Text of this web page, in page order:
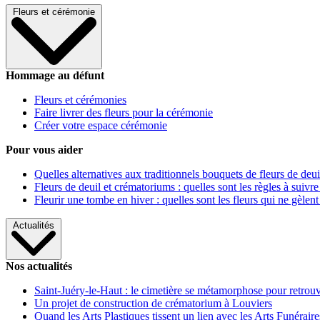
Fleurs et cérémonie
Hommage au défunt
Fleurs et cérémonies
Faire livrer des fleurs pour la cérémonie
Créer votre espace cérémonie
Pour vous aider
Quelles alternatives aux traditionnels bouquets de fleurs de
Fleurs de deuil et crématoriums : quelles sont les règles à
Fleurir une tombe en hiver : quelles sont les fleurs qui ne gèlent
Actualités
Nos actualités
Saint-Juéry-le-Haut : le cimetière se métamorphose pour
Un projet de construction de crématorium à Louviers
Quand les Arts Plastiques tissent un lien avec les Arts